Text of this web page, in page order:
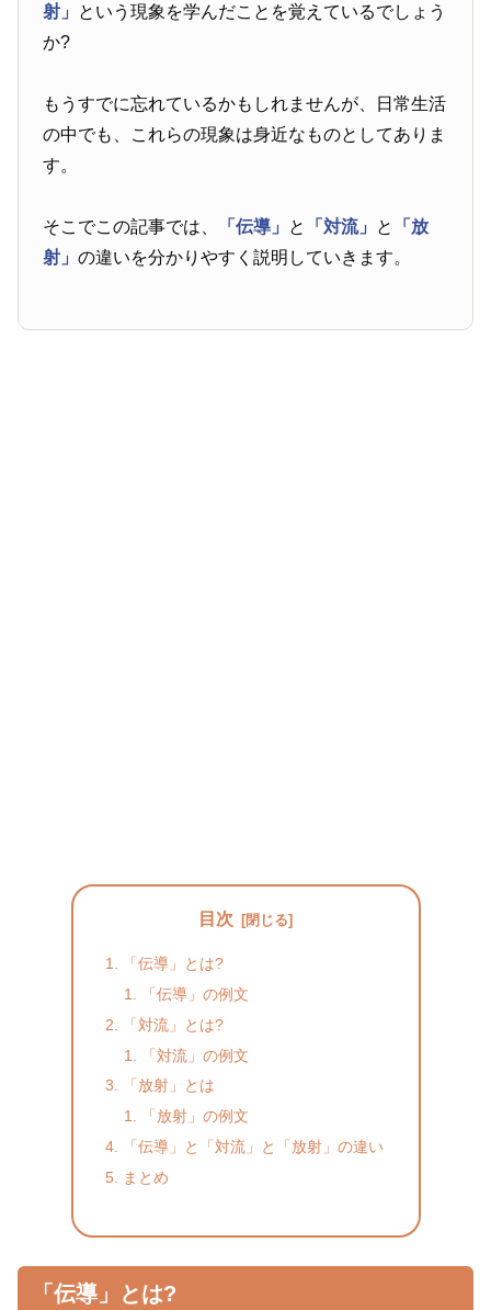
射」 という現象を学んだことを覚えているでしょう
か?
もうすでに忘れているかもしれませんが、日常生活
の中でも、これらの現象は身近なものとしてありま
す。
そこでこの記事では、 「伝導」 と 「対流」 と
「放
射」の違いを分かりやすく説明していきます。
目次
「伝導」とは?
「伝導」の例文
「対流」とは?
「対流」の例文
「放射」とは
「放射」の例文
「伝導」と「対流」と「放射」の違い
まとめ
「伝導」とは?